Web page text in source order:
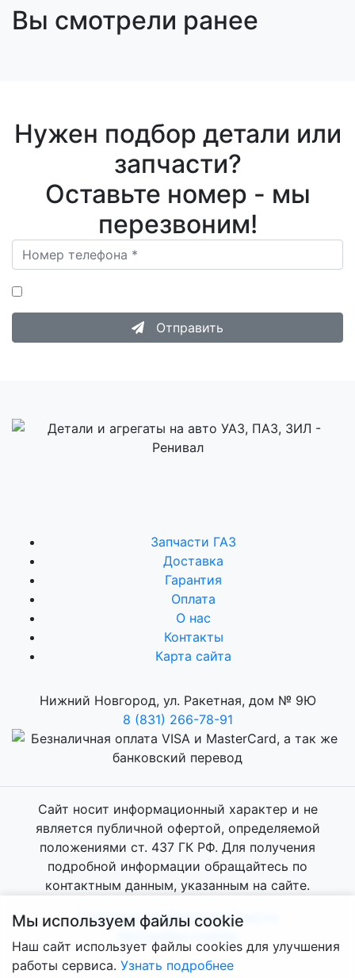
Вы смотрели ранее
Нужен подбор детали или
запчасти?
Оставьте номер - мы
перезвоним!
Отправить
Запчасти ГАЗ
Доставка
Гарантия
Оплата
О нас
Контакты
Карта сайта
Нижний Новгород, ул. Ракетная, дом № 9Ю
8 (831) 266-78-91
Сайт носит информационный характер и не
является публичной офертой, определяемой
положениями ст. 437 ГК РФ. Для получения
подробной информации обращайтесь по
контактным данным, указанным на сайте.
Политика конфиденциальности
Мы используем файлы cookie
Наш сайт использует файлы cookies для улучшения
работы сервиса. Узнать подробнее